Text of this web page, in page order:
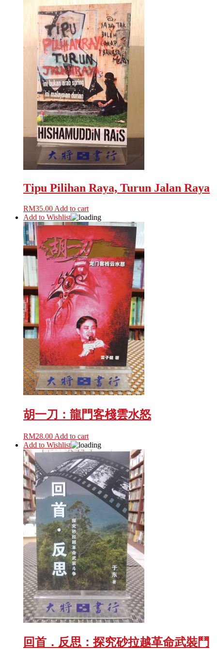
Tipu Pilihan Raya, Turun Jalan Raya
RM35.00 Add to cart
Add to Wishlist
胡一刀：龍門客棧雲水怒
RM28.00 Add to cart
Add to Wishlist
回首．反思：探究砂拉越革命武裝鬥